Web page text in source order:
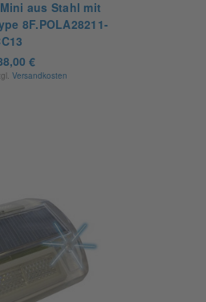
aus Stahl mit
8F.POLA28211-
€
Versandkosten